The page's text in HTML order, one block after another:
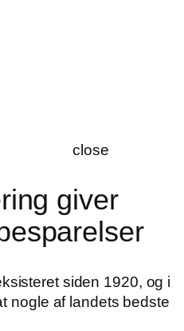
close
giver
siden 1920, og i
nogle af landets bedste